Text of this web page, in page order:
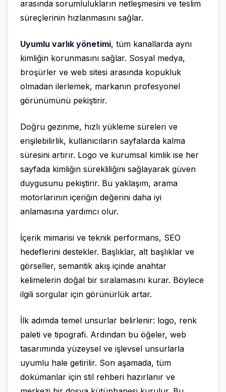
arasında sorumlulukların netleşmesini ve teslim
süreçlerinin hızlanmasını sağlar.
Uyumlu varlık yönetimi, tüm kanallarda aynı
kimliğin korunmasını sağlar. Sosyal medya,
broşürler ve web sitesi arasında kopukluk
olmadan ilerlemek, markanın profesyonel
görünümünü pekiştirir.
Doğru gezinme, hızlı yükleme süreleri ve
erişilebilirlik, kullanıcıların sayfalarda kalma
süresini artırır. Logo ve kurumsal kimlik ise her
sayfada kimliğin sürekliliğini sağlayarak güven
duygusunu pekiştirir. Bu yaklaşım, arama
motorlarının içeriğin değerini daha iyi
anlamasına yardımcı olur.
İçerik mimarisi ve teknik performans, SEO
hedeflerini destekler. Başlıklar, alt başlıklar ve
görseller, semantik akış içinde anahtar
kelimelerin doğal bir sıralamasını kurar. Böylece
ilgili sorgular için görünürlük artar.
İlk adımda temel unsurlar belirlenir: logo, renk
paleti ve tipografi. Ardından bu öğeler, web
tasarımında yüzeysel ve işlevsel unsurlarla
uyumlu hale getirilir. Son aşamada, tüm
dokümanlar için stil rehberi hazırlanır ve